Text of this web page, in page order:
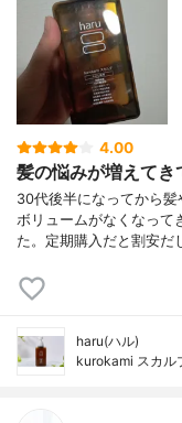
4.00
髪の悩みが増えてき
30代後半になってから髪
ボリュームがなくなって
た。定期購入だと割安だ
haru(ハル)
kurokami スカル